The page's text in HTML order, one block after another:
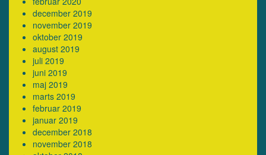
december 2019
november 2019
oktober 2019
august 2019
juli 2019
juni 2019
maj 2019
marts 2019
februar 2019
januar 2019
december 2018
november 2018